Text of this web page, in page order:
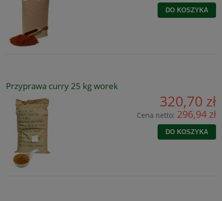
DO KOSZYKA
Przyprawa curry 25 kg worek
320,70 zł
Cena netto: 296,94 zł
DO KOSZYKA